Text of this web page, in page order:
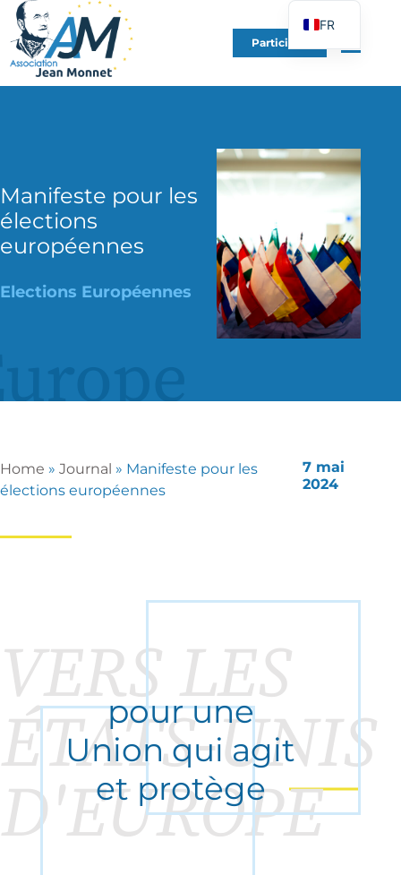
Participer
Manifeste pour les
élections
européennes
Elections Européennes
Home » Journal » Manifeste pour les
élections européennes
7 mai
2024
pour une
Union qui agit
et protège
VERS LES
ÉTATS-UNIS
D'EUROPE
FR
EN
DE
PT
UK